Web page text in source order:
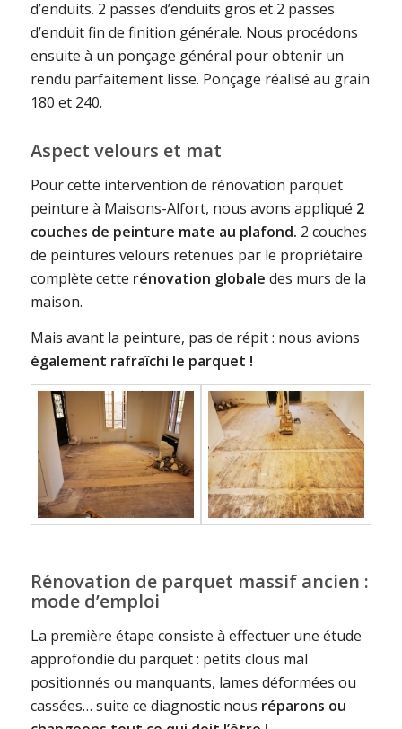
d’enduits. 2 passes d’enduits gros et 2 passes
d’enduit fin de finition générale. Nous procédons
ensuite à un ponçage général pour obtenir un
rendu parfaitement lisse. Ponçage réalisé au grain
180 et 240.
Aspect velours et mat
Pour cette intervention de rénovation parquet
peinture à Maisons-Alfort, nous avons appliqué 2
couches de peinture mate au plafond. 2 couches
de peintures velours retenues par le propriétaire
complète cette rénovation globale des murs de la
maison.
Mais avant la peinture, pas de répit : nous avions
également rafraîchi le parquet !
Rénovation de parquet massif ancien :
mode d’emploi
La première étape consiste à effectuer une étude
approfondie du parquet : petits clous mal
positionnés ou manquants, lames déformées ou
cassées… suite ce diagnostic nous réparons ou